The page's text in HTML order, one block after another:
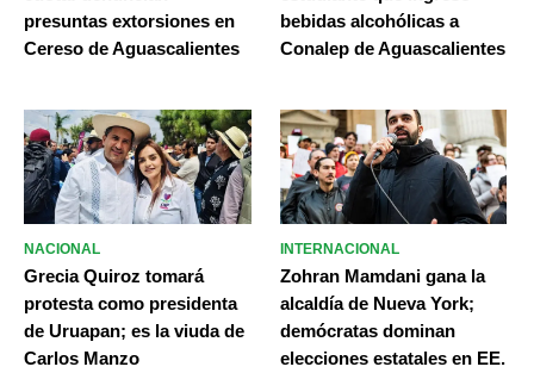
presuntas extorsiones en
Cereso de Aguascalientes
bebidas alcohólicas a
Conalep de Aguascalientes
NACIONAL
Grecia Quiroz tomará
protesta como presidenta
de Uruapan; es la viuda de
Carlos Manzo
INTERNACIONAL
Zohran Mamdani gana la
alcaldía de Nueva York;
demócratas dominan
elecciones estatales en EE.